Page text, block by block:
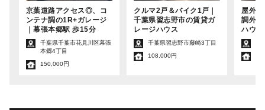
京葉道路アクセス◎、コ
ンテナ調の1R+ガレージ
｜幕張本郷駅 歩15分
千葉県千葉市花見川区幕張
本郷4丁目
150,000円
クルマ2戸＆バイク1戸｜
千葉県習志野市の賃貸ガ
レージハウス
千葉県習志野市藤崎3丁目
108,000円
屋外P
調外
ハウ